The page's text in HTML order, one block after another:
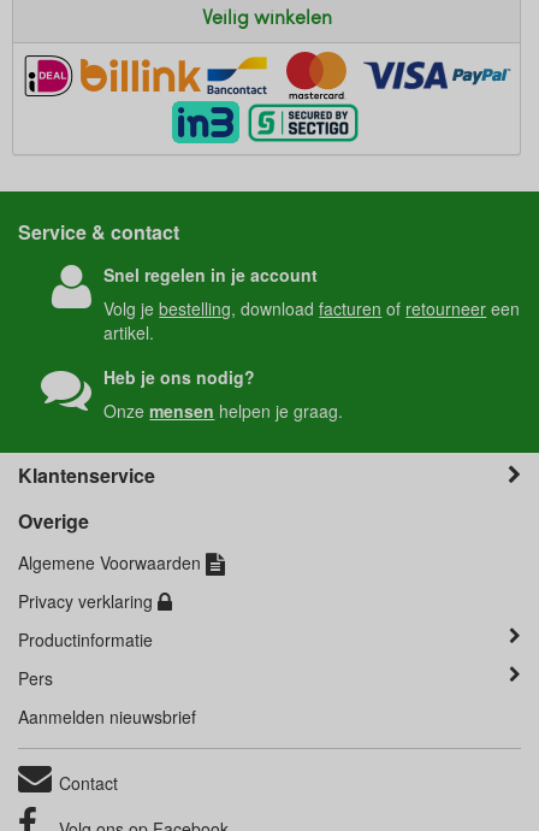
Veilig winkelen
Service & contact
Snel regelen in je account
Volg jebestelling, downloadfacturen of retourneer een
artikel.
Heb je ons nodig?
Onzemensen helpen je graag.
Klantenservice
Overige
Algemene Voorwaarden
Privacy verklaring
Productinformatie
Pers
Aanmelden nieuwsbrief
Contact